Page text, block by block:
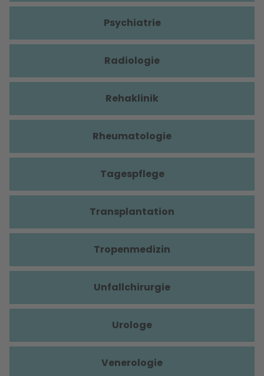
Psychiatrie
Radiologie
Rehaklinik
Rheumatologie
Tagespflege
Transplantation
Tropenmedizin
Unfallchirurgie
Urologe
Venerologie